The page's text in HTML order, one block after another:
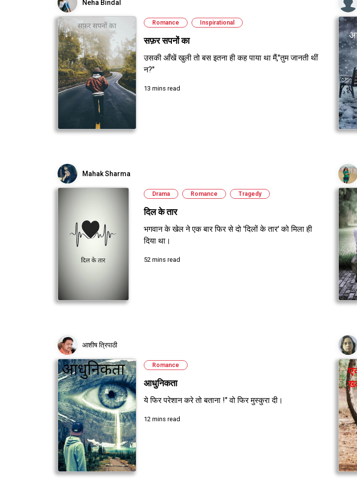
Neha Bindal
Romance Inspirational
सफ़र सपनों का
उसकी आँखें खुली तो बस इतना ही कह पाया था मैं,"तुम जानती थीं
न?"
13 mins read
Mahak Sharma
Drama Romance Tragedy
दिल के तार
भगवान के खेल ने एक बार फिर से दो 'दिलों के तार' को मिला ही
दिया था।
52 mins read
आशीष त्रिपाठी
Romance
आधुनिकता
ये फिर परेशान करे तो बताना !" वो फिर मुस्कुरा दी।
12 mins read